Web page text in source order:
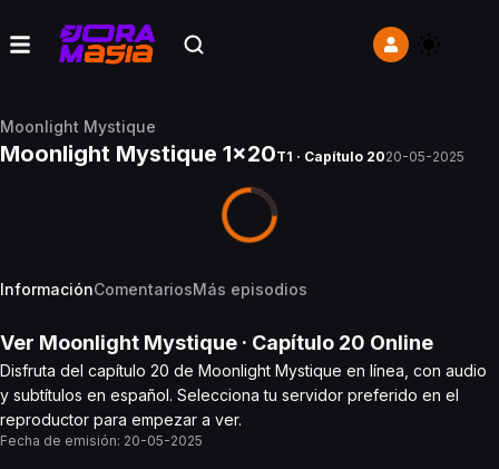
Moonlight Mystique
Moonlight Mystique 1x20T1 · Capítulo 2020-05-2025
InformaciónComentariosMás episodios
Ver Moonlight Mystique · Capítulo 20 Online
Disfruta del capítulo 20 de Moonlight Mystique en línea, con audio
y subtítulos en español. Selecciona tu servidor preferido en el
reproductor para empezar a ver.
Fecha de emisión: 20-05-2025